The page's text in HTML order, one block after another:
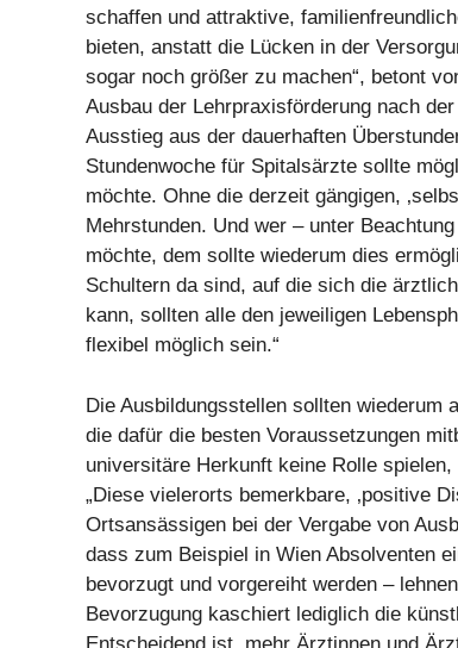
schaffen und attraktive,
bieten, anstatt die Lücken in der
sogar noch größer zu machen“, betont
Ausbau der Lehrpraxisförderung nach
Ausstieg aus der dauerhaften
Stundenwoche für Spitalsärzte sollte
möchte. Ohne die derzeit gängigen,
Mehrstunden. Und wer – unter
möchte, dem sollte wiederum dies
Schultern da sind, auf die sich die
kann, sollten alle den jeweiligen
flexibel möglich sein.“
Die Ausbildungsstellen sollten wiederum
die dafür die besten Voraussetzungen
universitäre Herkunft keine Rolle
„Diese vielerorts bemerkbare, ‚positive
Ortsansässigen bei der Vergabe von
dass zum Beispiel in Wien Absolventen
bevorzugt und vorgereiht werden –
Bevorzugung kaschiert lediglich die
Entscheidend ist, mehr Ärztinnen und